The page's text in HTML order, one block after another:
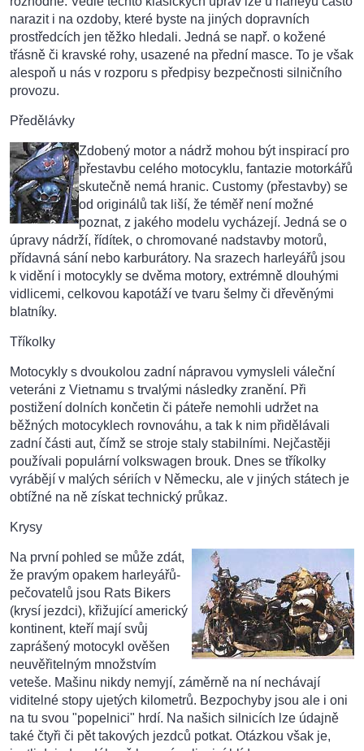
narazit i na ozdoby, které byste na jiných dopravních
prostředcích jen těžko hledali. Jedná se např. o kožené
třásně či kravské rohy, usazené na přední masce. To je však
alespoň u nás v rozporu s předpisy bezpečnosti silničního
provozu.
Předělávky
Zdobený motor a nádrž mohou být inspirací pro
přestavbu celého motocyklu, fantazie motorkářů
skutečně nemá hranic. Customy (přestavby) se
od originálů tak liší, že téměř není možné
poznat, z jakého modelu vycházejí. Jedná se o
úpravy nádrží, řídítek, o chromované nadstavby motorů,
přídavná sání nebo karburátory. Na srazech harleyářů jsou
k vidění i motocykly se dvěma motory, extrémně dlouhými
vidlicemi, celkovou kapotáží ve tvaru šelmy či dřevěnými
blatníky.
Tříkolky
Motocykly s dvoukolou zadní nápravou vymysleli váleční
veteráni z Vietnamu s trvalými následky zranění. Při
postižení dolních končetin či páteře nemohli udržet na
běžných motocyklech rovnováhu, a tak k nim přidělávali
zadní části aut, čímž se stroje staly stabilními. Nejčastěji
používali populární volkswagen brouk. Dnes se tříkolky
vyrábějí v malých sériích v Německu, ale v jiných státech je
obtížné na ně získat technický průkaz.
Krysy
Na první pohled se může zdát,
že pravým opakem harleyářů-
pečovatelů jsou Rats Bikers
(krysí jezdci), křižující americký
kontinent, kteří mají svůj
zaprášený motocykl ověšen
neuvěřitelným množstvím
veteše. Mašinu nikdy nemyjí, záměrně na ní nechávají
viditelné stopy ujetých kilometrů. Bezpochyby jsou ale i oni
na tu svou "popelnici" hrdí. Na našich silnicích lze údajně
také čtyři či pět takových jezdců potkat. Otázkou však je,